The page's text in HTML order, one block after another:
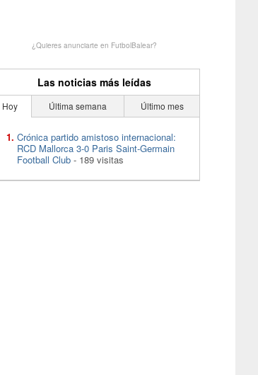
¿Quieres anunciarte en FutbolBalear?
Las noticias más leídas
Hoy Última semana Último mes
Crónica partido amistoso internacional:
RCD Mallorca 3-0 Paris Saint-Germain
Football Club - 189 visitas